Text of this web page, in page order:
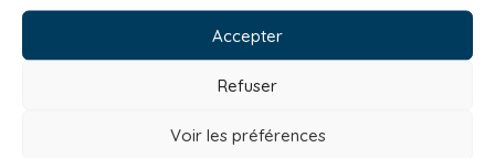
Accepter
Refuser
Voir les préférences
Alimentation
Habitat
Economie
Emploi
Numérique